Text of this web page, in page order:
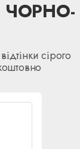
ЧОРНО-
сірого